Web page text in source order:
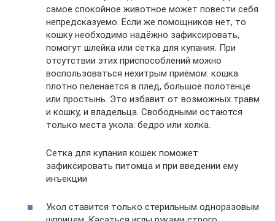
самое спокойное животное может повести себя
непредсказуемо. Если же помощников нет, то
кошку необходимо надёжно зафиксировать,
помогут шлейка или сетка для купания. При
отсутствии этих приспособлений можно
воспользоваться нехитрым приёмом: кошка
плотно пеленается в плед, большое полотенце
или простынь. Это избавит от возможных травм
и кошку, и владельца. Свободными остаются
только места укола: бедро или холка.
Сетка для купания кошек поможет
зафиксировать питомца и при введении ему
инъекции
Укол ставится только стерильным одноразовым